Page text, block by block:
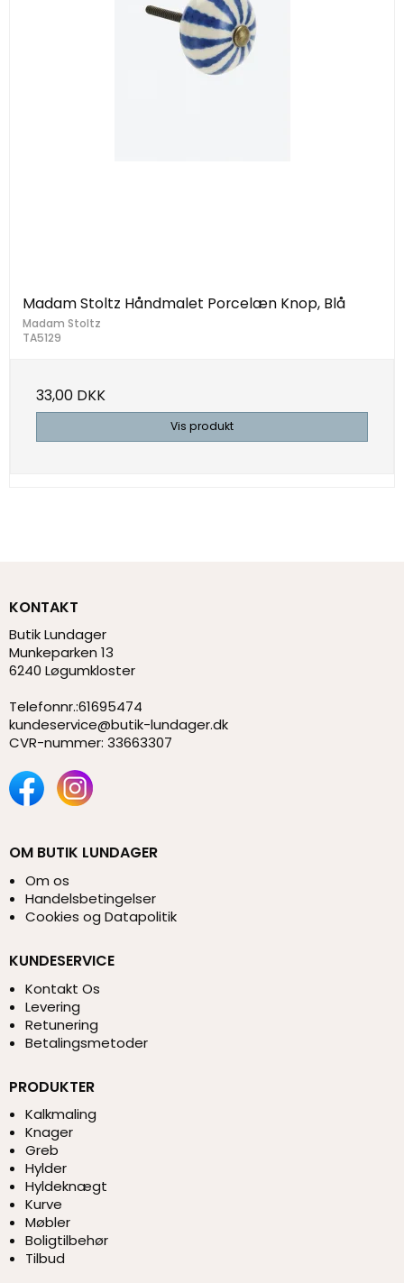
Madam Stoltz Håndmalet Porcelæn Knop, Blå
Madam Stoltz
TA5129
33,00 DKK
Vis produkt
KONTAKT
Butik Lundager
Munkeparken 13
6240 Løgumkloster
Telefonnr.:61695474
kundeservice@butik-lundager.dk
CVR-nummer: 33663307
OM BUTIK LUNDAGER
Om os
Handelsbetingelser
Cookies og Datapolitik
KUNDESERVICE
Kontakt Os
Levering
Retunering
Betalingsmetoder
PRODUKTER
Kalkmaling
Knager
Greb
Hylder
Hyldeknægt
Kurve
Møbler
Boligtilbehør
Tilbud